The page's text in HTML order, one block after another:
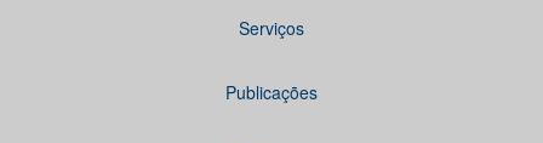
Serviços
Publicações